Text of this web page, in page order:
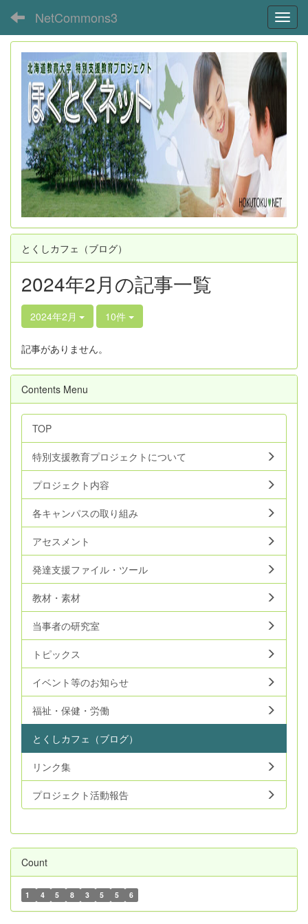
NetCommons3
とくしカフェ（ブログ）
2024年2月の記事一覧
2024年2月 10件
記事がありません。
Contents Menu
TOP
特別支援教育プロジェクトについて
プロジェクト内容
各キャンパスの取り組み
アセスメント
発達支援ファイル・ツール
教材・素材
当事者の研究室
トピックス
イベント等のお知らせ
福祉・保健・労働
とくしカフェ（ブログ）
リンク集
プロジェクト活動報告
Count
1 4 5 8 3 5 5 6